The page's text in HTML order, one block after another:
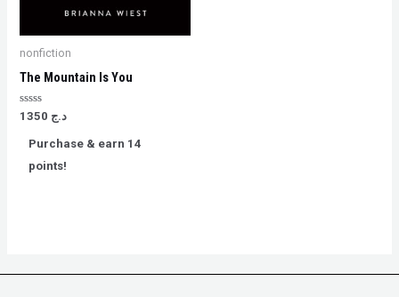
nonfiction
The Mountain Is You
Rated
of
د.ج
Purchase & earn 14
points!